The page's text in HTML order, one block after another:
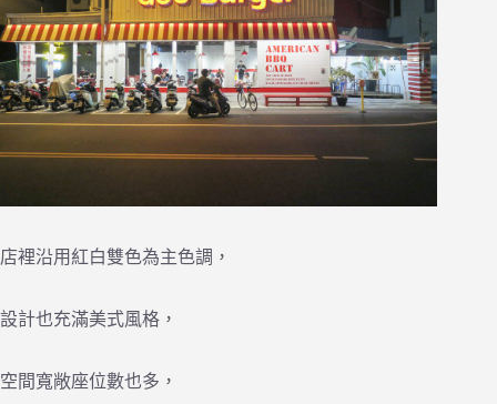
店裡沿用紅白雙色為主色調，
設計也充滿美式風格，
空間寬敞座位數也多，